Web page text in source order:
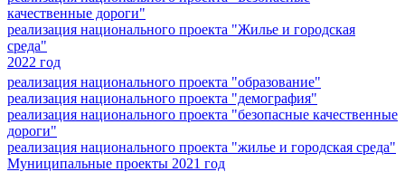
качественные дороги"
реализация национального проекта "Жилье и городская
среда"
2022 год
реализация национального проекта "образование"
реализация национального проекта "демография"
реализация национального проекта "безопасные качественные
дороги"
реализация национального проекта "жилье и городская среда"
Муниципальные проекты 2021 год